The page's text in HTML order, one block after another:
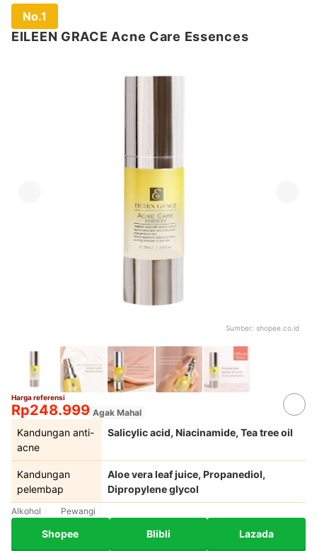
No.1
EILEEN GRACE Acne Care Essences
Sumber: shopee.co.id
Harga referensi
Rp248.999 Agak Mahal
Kandungan anti-
acne
Salicylic acid, Niacinamide, Tea tree oil
Kandungan
pelembap
Aloe vera leaf juice, Propanediol,
Dipropylene glycol
Alkohol Pewangi
Shopee Blibli Lazada